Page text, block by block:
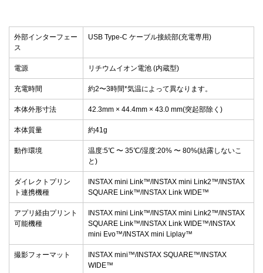
外部インターフェー
ス
USB Type-C ケーブル接続部(充電専用)
電源 リチウムイオン電池 (内蔵型)
充電時間 約2〜3時間*気温によって異なります。
本体外形寸法 42.3mm × 44.4mm × 43.0 mm(突起部除く)
本体質量 約41g
動作環境
温度:5℃ 〜 35℃/湿度:20% 〜 80%(結露しないこ
と)
ダイレクトプリン
ト連携機種
INSTAX mini Link™/INSTAX mini Link2™/INSTAX
SQUARE Link™/INSTAX Link WIDE™
アプリ経由プリント
可能機種
INSTAX mini Link™/INSTAX mini Link2™/INSTAX
SQUARE Link™/INSTAX Link WIDE™/INSTAX
mini Evo™/INSTAX mini Liplay™
撮影フォーマット
INSTAX mini™/INSTAX SQUARE™/INSTAX
WIDE™